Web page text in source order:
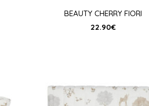
BEAUTY CHERRY FIORI
22.90€